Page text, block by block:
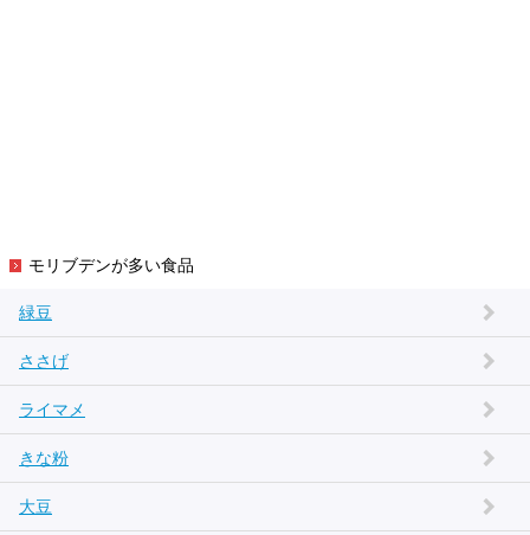
モリブデンが多い食品
緑豆
ささげ
ライマメ
きな粉
大豆